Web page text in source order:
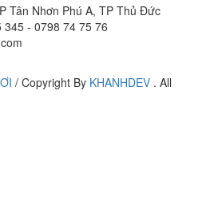
Tân Nhơn Phú A, TP Thủ Đức
345 - 0798 74 75 76
/ Copyright By KHANHDEV . All